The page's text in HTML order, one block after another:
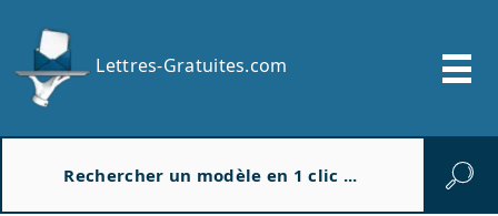
Lettres-Gratuites.com